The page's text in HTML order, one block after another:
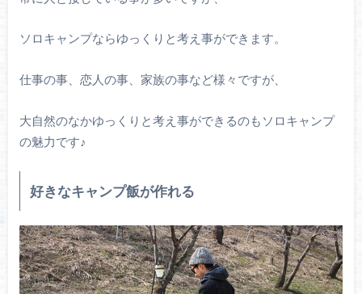
ソロキャンプならゆっくりと考え事ができます。
仕事の事、恋人の事、家族の事など様々ですが、
大自然のなかゆっくりと考え事ができるのもソロキャンプ
の魅力です♪
好きなキャンプ飯が作れる